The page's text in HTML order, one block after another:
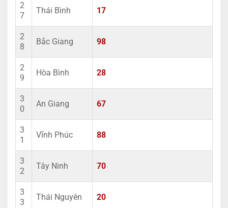
2
7
Thái Bình 17
2
8
Bắc Giang 98
2
9
Hòa Bình 28
3
0
An Giang 67
3
1
Vĩnh Phúc 88
3
2
Tây Ninh 70
3
3
Thái Nguyên 20